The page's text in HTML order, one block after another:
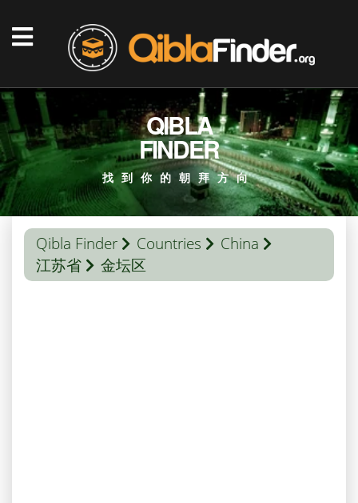
QIBLA
FINDER
找到你的朝拜方向
Qibla Finder Countries
China
江苏省
金坛区